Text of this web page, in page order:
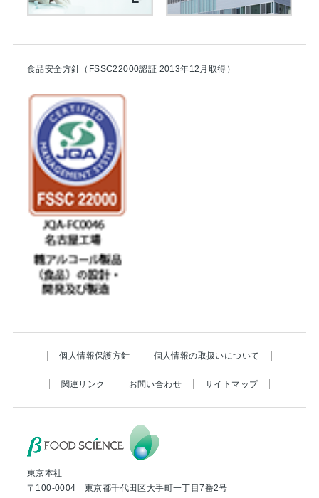
食品安全方針（FSSC22000認証 2013年12月取得）
個人情報保護方針 個人情報の取扱いについて
関連リンク お問い合わせ サイトマップ
東京本社
〒100-0004 東京都千代田区大手町一丁目7番2号